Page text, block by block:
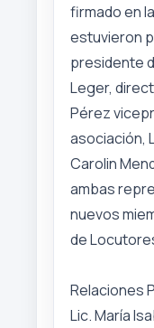
firmado en
estuvieron
presidente
Leger,
Pérez
asociación,
Carolin
ambas
nuevos
de
Relaciones
Lic. María